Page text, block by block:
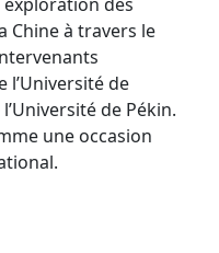
Chine à travers le
l’Université de
de Pékin.
une occasion